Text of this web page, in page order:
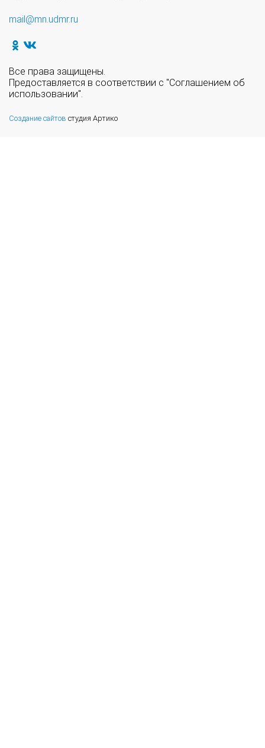
mail@mn.udmr.ru
Все права защищены.
Предоставляется в соответствии с "Соглашением об
использовании".
Создание сайтов студия Артико